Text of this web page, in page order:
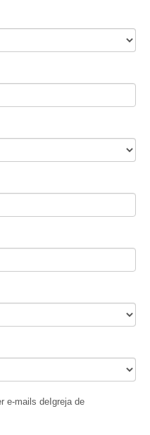
e-mails deIgreja de